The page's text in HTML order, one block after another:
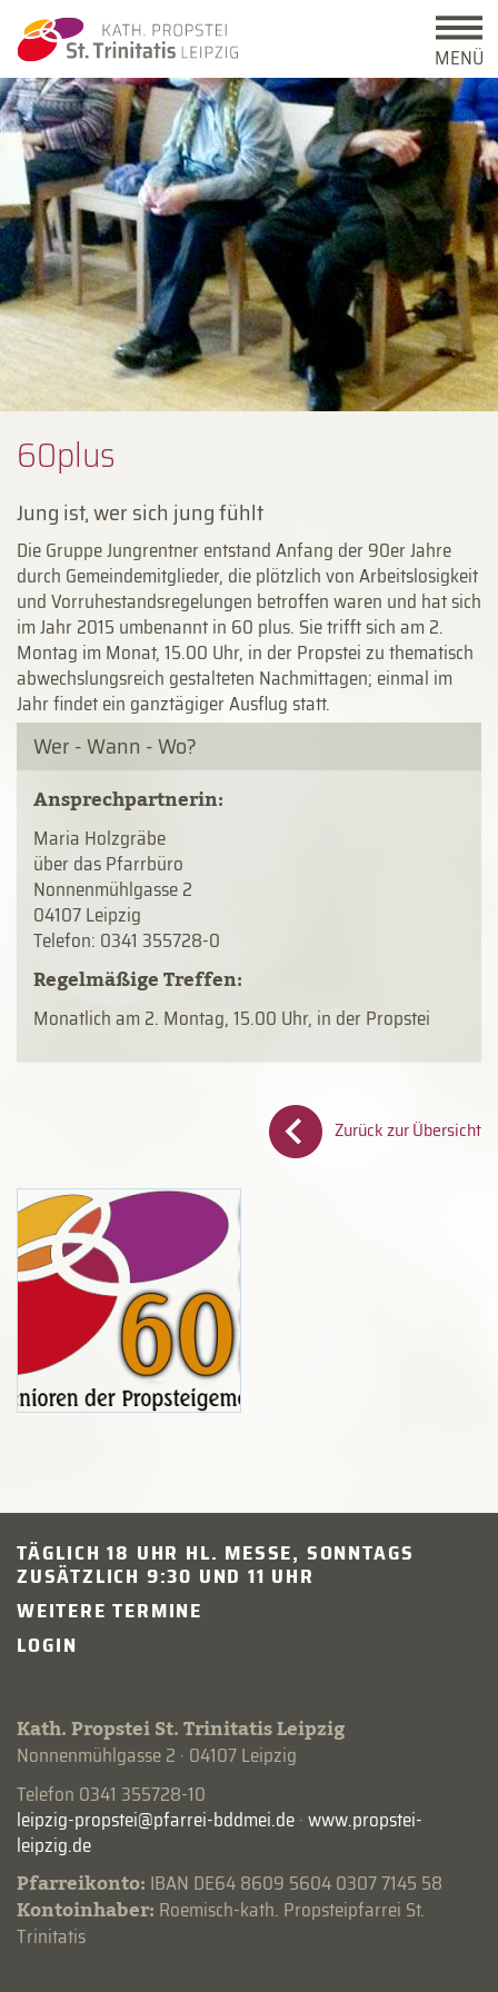
MENÜ
60­plus
Jung ist, wer sich jung fühlt
Die Gruppe Jungrentner entstand Anfang der 90er Jahre
durch Gemeindemitglieder, die plötzlich von Arbeitslosigkeit
und Vorruhestandsregelungen betroffen waren und hat sich
im Jahr 2015 umbenannt in 60 plus. Sie trifft sich am 2.
Montag im Monat, 15.00 Uhr, in der Propstei zu thematisch
abwechslungsreich gestalteten Nachmittagen; einmal im
Jahr findet ein ganztägiger Ausflug statt.
Wer - Wann - Wo?
Ansprechpartnerin:
Maria Holzgräbe
über das Pfarrbüro
Nonnenmühlgasse 2
04107 Leipzig
Telefon: 0341 355728-0
Regelmäßige Treffen:
Monatlich am 2. Montag, 15.00 Uhr, in der Propstei
Zurück zur Übersicht
TÄGLICH 18 UHR HL. MESSE, SONNTAGS
ZUSÄTZLICH 9:30 UND 11 UHR
WEITERE TERMINE
LOGIN
Kath. Propstei St. Trinitatis Leipzig
Nonnenmühlgasse 2 · 04107 Leipzig
Telefon 0341 355728-10
·www.propstei-
leipzig.de
Pfarreikonto: IBAN DE64 8609 5604 0307 7145 58
Kontoinhaber: Roemisch-kath. Propsteipfarrei St.
Trinitatis